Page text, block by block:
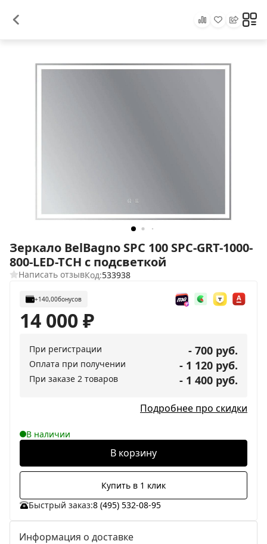
Зеркало BelBagno SPC 100 SPC-GRT-1000-
800-LED-TCH с подсветкой
Написать отзывКод:533938
+140,00бонусов
14 000₽
При регистрации - 700 руб.
Оплата при получении - 1 120 руб.
При заказе 2 товаров - 1 400 руб.
Подробнее про скидки
В наличии
В корзину
Купить в 1 клик
Быстрый заказ:8 (495) 532-08-95
Информация о доставке